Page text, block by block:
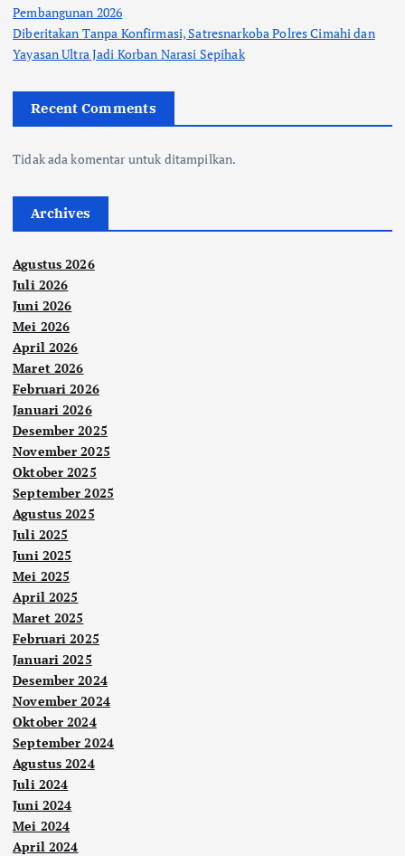
Pembangunan 2026
Diberitakan Tanpa Konfirmasi, Satresnarkoba Polres Cimahi dan
Yayasan Ultra Jadi Korban Narasi Sepihak
Recent Comments
Tidak ada komentar untuk ditampilkan.
Archives
Agustus 2026
Juli 2026
Juni 2026
Mei 2026
April 2026
Maret 2026
Februari 2026
Januari 2026
Desember 2025
November 2025
Oktober 2025
September 2025
Agustus 2025
Juli 2025
Juni 2025
Mei 2025
April 2025
Maret 2025
Februari 2025
Januari 2025
Desember 2024
November 2024
Oktober 2024
September 2024
Agustus 2024
Juli 2024
Juni 2024
Mei 2024
April 2024